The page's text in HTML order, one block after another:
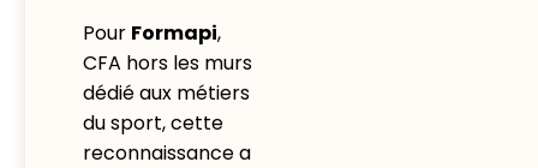
Pour Formapi,
CFA hors les murs
dédié aux métiers
du sport, cette
reconnaissance a